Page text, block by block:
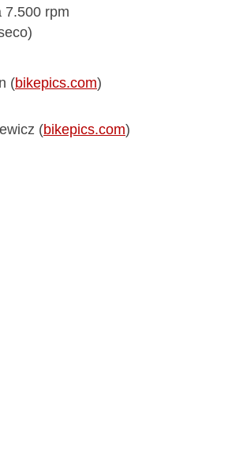
7.500 rpm
(bikepics.com)
(bikepics.com)